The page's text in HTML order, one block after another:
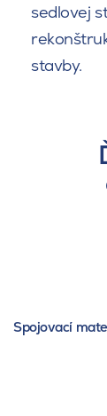
sedlovej
stavby.
Spojovací